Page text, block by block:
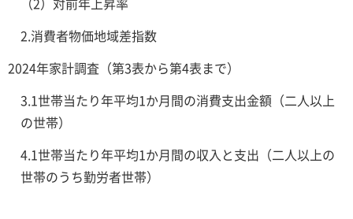
2.消費者物価地域差指数
2024年家計調査（第3表から第4表まで）
3.1世帯当たり年平均1か月間の消費支出金額（二人以上
の世帯）
4.1世帯当たり年平均1か月間の収入と支出（二人以上の
世帯のうち勤労者世帯）